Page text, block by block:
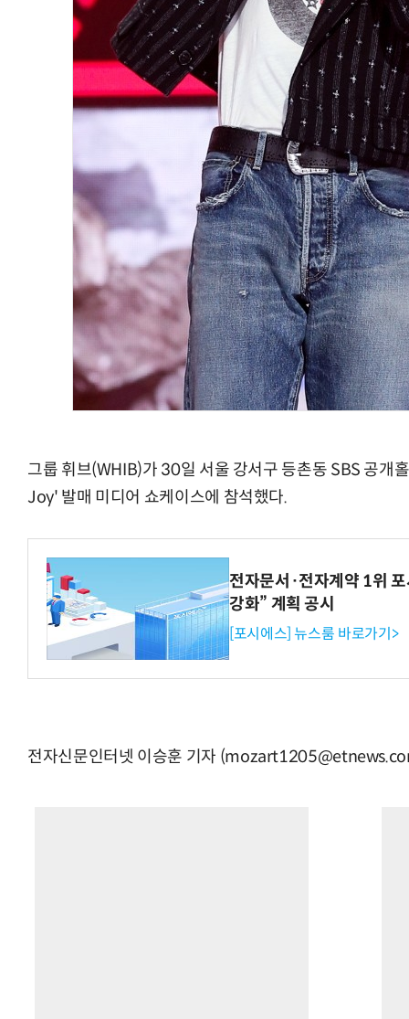
그룹 휘브(WHIB)가 30일 서울 강서구 등촌동 SBS 공개
Joy' 발매 미디어 쇼케이스에 참석했다.
전자문서·전자계약 1위
강화” 계획 공시
[포시에스] 뉴스룸 바로가기>
전자신문인터넷 이승훈 기자